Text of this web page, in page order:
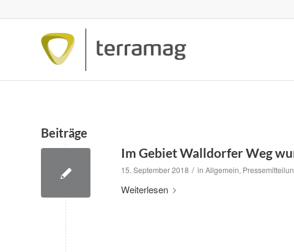
Beiträge
Im Gebiet Walldorfer Weg
15. September 2018 / in Allgemein,
Weiterlesen